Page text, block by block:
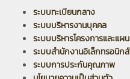
ระบบทะเบียนกลาง
ระบบบริหารงานบุคคล
ระบบบริหารโครงการและแผน
ระบบสำนักงานอิเล็กทรอนิกส์
ระบบการประกันคุณภาพ